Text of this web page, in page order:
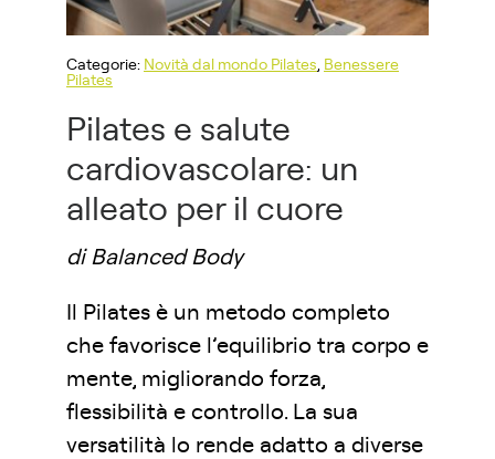
Categorie: Novità dal mondo Pilates, Benessere
Pilates
Pilates e salute
cardiovascolare: un
alleato per il cuore
di Balanced Body
Il Pilates è un metodo completo
che favorisce l’equilibrio tra corpo e
mente, migliorando forza,
flessibilità e controllo. La sua
versatilità lo rende adatto a diverse